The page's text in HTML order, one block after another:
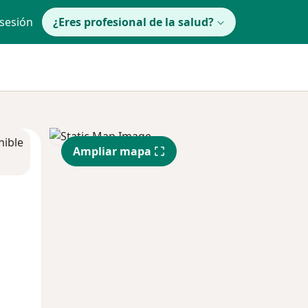
¿Eres profesional de la salud?
Ampliar mapa